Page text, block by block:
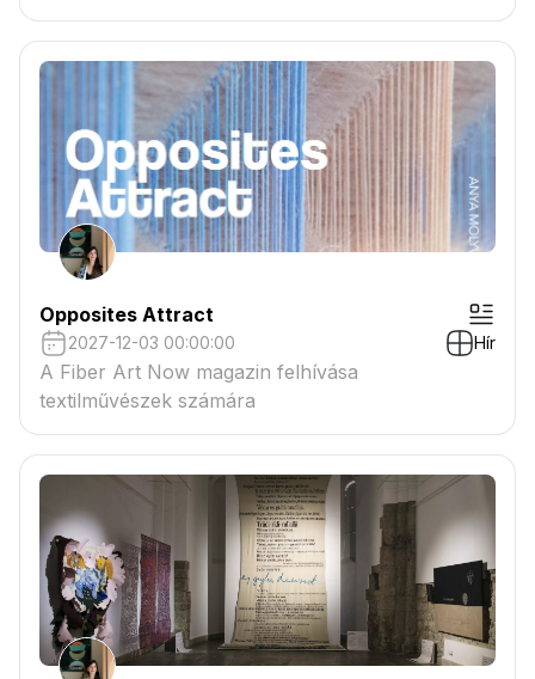
tartaléklistás pályázók névsora megtekinthető a
csatolmányban
Opposites Attract
2027-12-03 00:00:00 Hír
A Fiber Art Now magazin felhívása
textilművészek számára